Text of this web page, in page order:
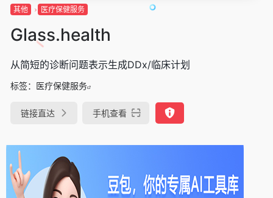
其他 医疗保健服务
Glass.health
从简短的诊断问题表示生成DDx/临床计划
标签： 医疗保健服务
链接直达 手机查看